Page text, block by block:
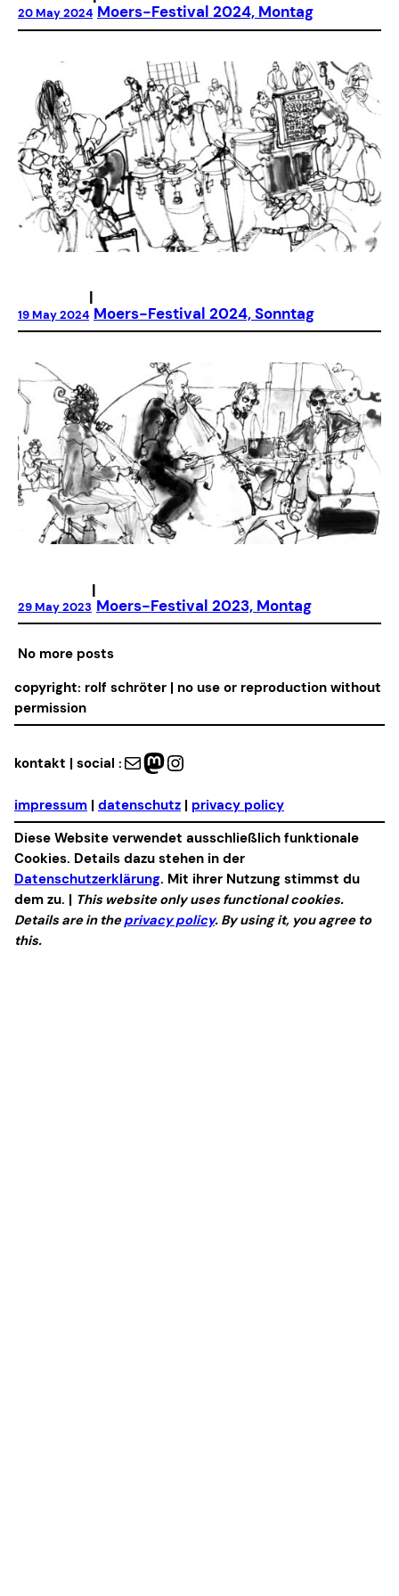
20 May 2024 Moers-Festival 2024, Montag
19 May 2024
|
Moers-Festival 2024, Sonntag
29 May 2023
|
Moers-Festival 2023, Montag
No more posts
copyright: rolf schröter | no use or reproduction without
permission
kontakt | social : Mail Mastodon Instagram
impressum | datenschutz | privacy policy
Diese Website verwendet ausschließlich funktionale
Cookies. Details dazu stehen in der
Datenschutzerklärung. Mit ihrer Nutzung stimmst du
dem zu. | This website only uses functional cookies.
Details are in theprivacy policy. By using it, you agree to
this.